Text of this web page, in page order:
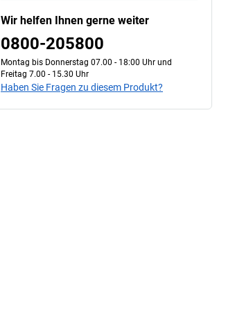
Wir helfen Ihnen gerne weiter
0800-205800
Montag bis Donnerstag 07.00 - 18:00 Uhr und
Freitag 7.00 - 15.30 Uhr
Haben Sie Fragen zu diesem Produkt?